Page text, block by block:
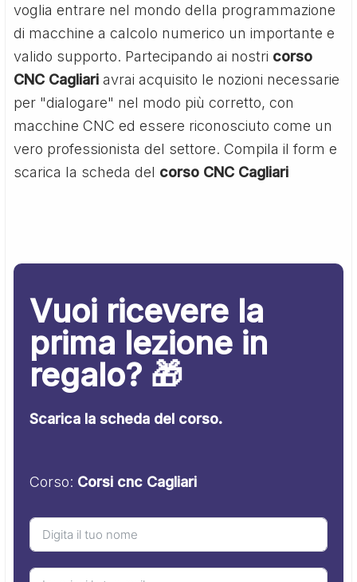
voglia entrare nel mondo della programmazione
di macchine a calcolo numerico un importante e
valido supporto. Partecipando ai nostri corso
CNC Cagliari avrai acquisito le nozioni necessarie
per "dialogare" nel modo più corretto, con
macchine CNC ed essere riconosciuto come un
vero professionista del settore. Compila il form e
scarica la scheda del corso CNC Cagliari
Vuoi ricevere la
prima lezione in
regalo? 🎁
Scarica la scheda del corso.
Corso: Corsi cnc Cagliari